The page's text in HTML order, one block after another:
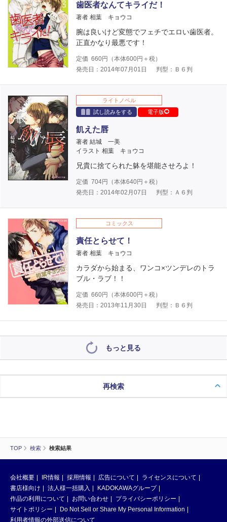
TOP 検索 検索結果
歯医者なんてキライだ！
著者 相葉 キョウコ
腕は良いけど変態でフェチでエロい歯医者。
正直かなり最悪です！
定価 660円（本体600円＋税）
発売日：2014年07月01日
判型：Ｂ６判
ライトノベル
試し読みをする
電子版
飢えた唇
著者 結城 一美
イラスト 相葉 キョウコ
兄貴に捨てられた躰を堪能させろよ！
定価 704円（本体640円＋税）
発売日：2014年02月07日
判型：Ａ６判
コミックス
責任とらせて！
著者 相葉 キョウコ
カラダから始まる、ワンコ×ツンデレのトラ
ブル・ラブ！！
定価 660円（本体600円＋税）
発売日：2013年11月30日
判型：Ｂ６判
もっと見る
再検索
会社概要 IR情報 採用情報 広告について
ライセンスについて
書店様向け
法人様一括購入
KADOKAWAグループ
作品の利用について
お問い合わせ
プライバシーポリシー
サイトポリシー
Do Not Sell or Share My Personal Information
利用者情報の外部送信について